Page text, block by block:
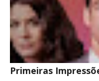
Primeiras